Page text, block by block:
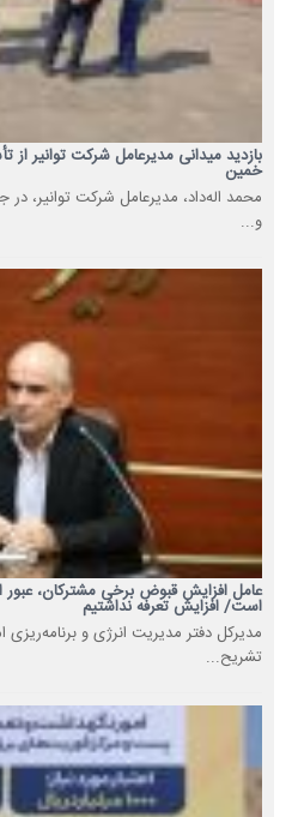
بازدید میدانی مدیرعامل شرکت توانیر
خمین
محمد اله‌داد، مدیرعامل شرکت توانیر،
و...
عامل افزایش قبوض برخی مشترکان، عبور
است/ افزایش تعرفه نداشتیم
مدیرکل دفتر مدیریت انرژی و برنامه‌ریزی
تشریح...